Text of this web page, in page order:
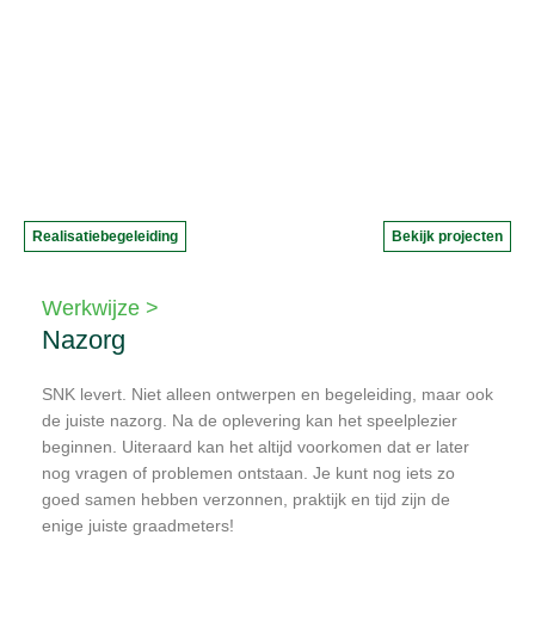
Realisatiebegeleiding Bekijk projecten
Werkwijze >
Nazorg
SNK levert. Niet alleen ontwerpen en begeleiding, maar ook
de juiste nazorg. Na de oplevering kan het speelplezier
beginnen. Uiteraard kan het altijd voorkomen dat er later
nog vragen of problemen ontstaan. Je kunt nog iets zo
goed samen hebben verzonnen, praktijk en tijd zijn de
enige juiste graadmeters!